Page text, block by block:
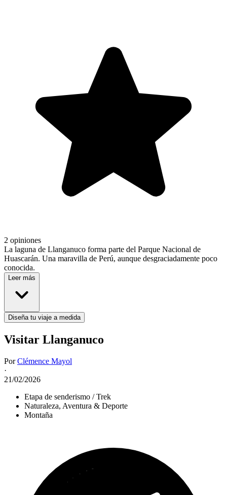
2 opiniones
La laguna de Llanganuco forma parte del Parque Nacional de
Huascarán. Una maravilla de Perú, aunque desgraciadamente poco
conocida.
Leer más
Diseña tu viaje a medida
Visitar Llanganuco
PorClémence Mayol
·
21/02/2026
Etapa de senderismo / Trek
Naturaleza, Aventura & Deporte
Montaña